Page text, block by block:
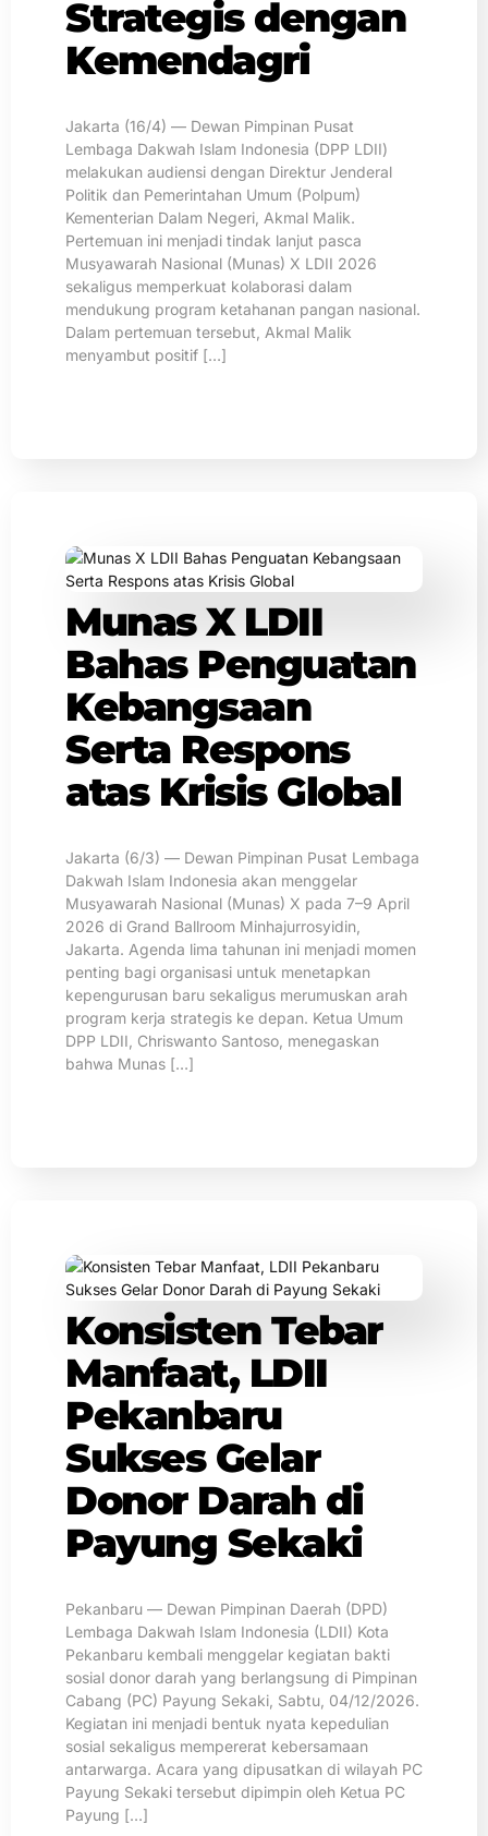
Strategis dengan
Kemendagri
Jakarta (16/4) — Dewan Pimpinan Pusat
Lembaga Dakwah Islam Indonesia (DPP LDII)
melakukan audiensi dengan Direktur Jenderal
Politik dan Pemerintahan Umum (Polpum)
Kementerian Dalam Negeri, Akmal Malik.
Pertemuan ini menjadi tindak lanjut pasca
Musyawarah Nasional (Munas) X LDII 2026
sekaligus memperkuat kolaborasi dalam
mendukung program ketahanan pangan nasional.
Dalam pertemuan tersebut, Akmal Malik
menyambut positif […]
Munas X LDII
Bahas Penguatan
Kebangsaan
Serta Respons
atas Krisis Global
Jakarta (6/3) — Dewan Pimpinan Pusat Lembaga
Dakwah Islam Indonesia akan menggelar
Musyawarah Nasional (Munas) X pada 7–9 April
2026 di Grand Ballroom Minhajurrosyidin,
Jakarta. Agenda lima tahunan ini menjadi momen
penting bagi organisasi untuk menetapkan
kepengurusan baru sekaligus merumuskan arah
program kerja strategis ke depan. Ketua Umum
DPP LDII, Chriswanto Santoso, menegaskan
bahwa Munas […]
Konsisten Tebar
Manfaat, LDII
Pekanbaru
Sukses Gelar
Donor Darah di
Payung Sekaki
Pekanbaru — Dewan Pimpinan Daerah (DPD)
Lembaga Dakwah Islam Indonesia (LDII) Kota
Pekanbaru kembali menggelar kegiatan bakti
sosial donor darah yang berlangsung di Pimpinan
Cabang (PC) Payung Sekaki, Sabtu, 04/12/2026.
Kegiatan ini menjadi bentuk nyata kepedulian
sosial sekaligus mempererat kebersamaan
antarwarga. Acara yang dipusatkan di wilayah PC
Payung Sekaki tersebut dipimpin oleh Ketua PC
Payung […]